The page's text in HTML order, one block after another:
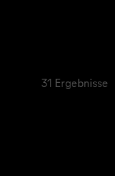
31 Ergebnisse